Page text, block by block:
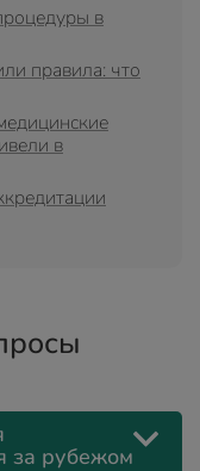
в
правила: что
в
за рубежом